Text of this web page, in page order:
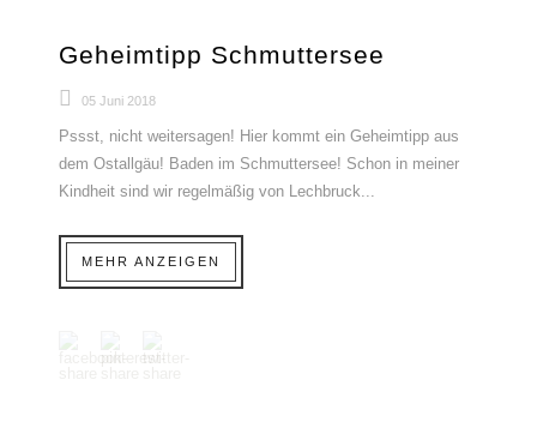
Geheimtipp Schmuttersee
05 Juni 2018
Pssst, nicht weitersagen! Hier kommt ein Geheimtipp aus
dem Ostallgäu! Baden im Schmuttersee! Schon in meiner
Kindheit sind wir regelmäßig von Lechbruck...
MEHR ANZEIGEN